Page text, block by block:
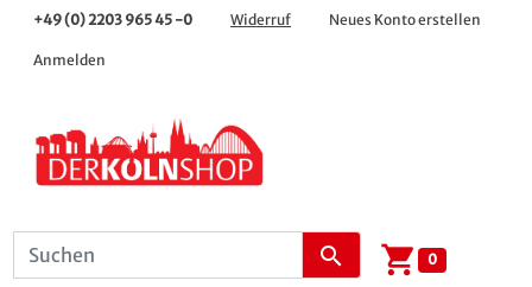
+49 (0) 2203 965 45 -0 Widerruf Neues Konto erstellen
Anmelden
search shopping_cart 0